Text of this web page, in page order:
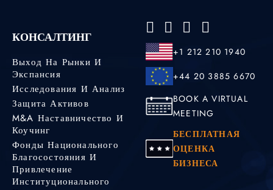
КОНСАЛТИНГ
Выход На Рынки И
Экспансия
Исследования И Анализ
Защита Активов
M&A Наставничество И
Коучинг
Фонды Национального
Благосостояния И
Привлечение
Институционального
+1 212 210 1940
+44 20 3885 6670
BOOK A VIRTUAL
MEETING
БЕСПЛАТНАЯ
ОЦЕНКА
БИЗНЕСА